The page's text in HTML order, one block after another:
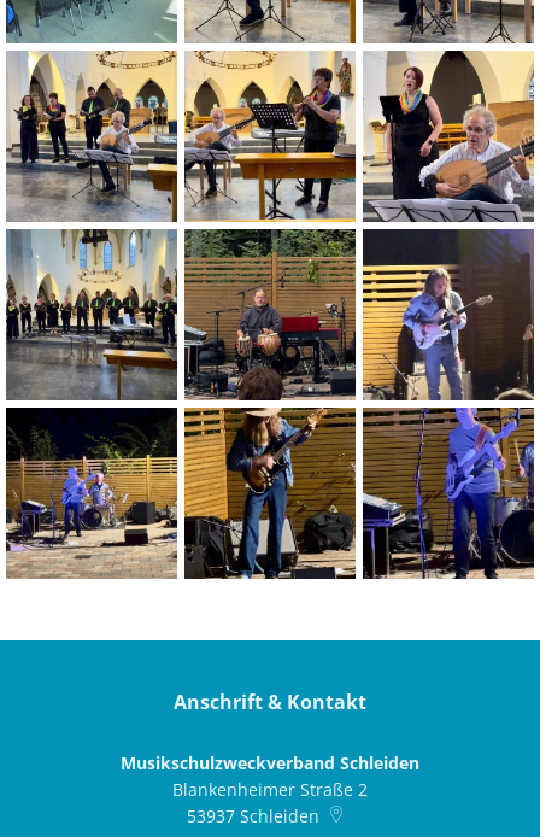
Anschrift & Kontakt
Musikschulzweckverband Schleiden
Blankenheimer Straße 2
53937 Schleiden